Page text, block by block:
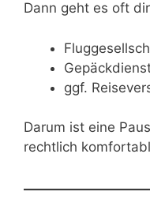
Dann geht es oft
ggf.
Darum ist eine
rechtlich